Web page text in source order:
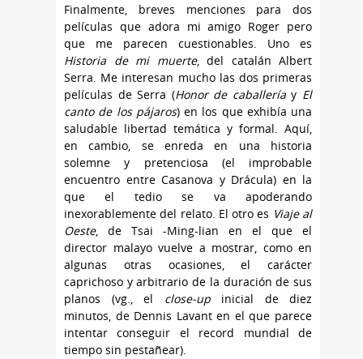
Finalmente, breves menciones para dos
películas que adora mi amigo Roger pero
que me parecen cuestionables. Uno es
Historia de mi muerte, del catalán Albert
Serra. Me interesan mucho las dos primeras
películas de Serra (Honor de caballeríay El
canto de los pájaros) en los que exhibía una
saludable libertad temática y formal. Aquí,
en cambio, se enreda en una historia
solemne y pretenciosa (el improbable
encuentro entre Casanova y Drácula) en la
que el tedio se va apoderando
inexorablemente del relato. El otro es Viaje al
Oeste, de Tsai -Ming-lian en el que el
director malayo vuelve a mostrar, como en
algunas otras ocasiones, el carácter
caprichoso y arbitrario de la duración de sus
planos (vg., el close-upinicial de diez
minutos, de Dennis Lavant en el que parece
intentar conseguir el record mundial de
tiempo sin pestañear).